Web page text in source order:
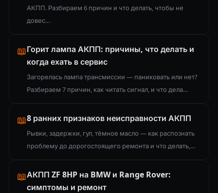
АКПП. Разбираем 6 причин и что делать, чтобы не
довес…
📖Горит лампа АКПП: причины, что делать и
когда ехать в сервис
Загорелась лампа трансмиссии — паниковать или нет?
Разбираем 7 причин, как читать сигнал, и что дела…
📖8 ранних признаков неисправности АКПП
Рывки, задержки, гул, тёмное масло — как распознать
проблему до дорогостоящего ремонта и что делать,…
📖АКПП ZF 8HP на BMW и Range Rover:
симптомы и ремонт